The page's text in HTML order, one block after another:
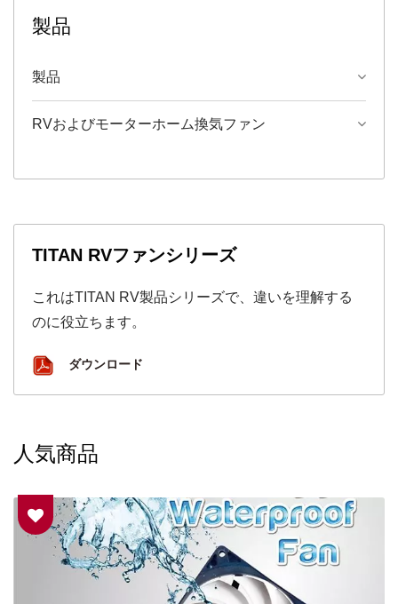
製品
製品
RVおよびモーターホーム換気ファン
TITAN RVファンシリーズ
これはTITAN RV製品シリーズで、違いを理解する
のに役立ちます。
ダウンロード
人気商品